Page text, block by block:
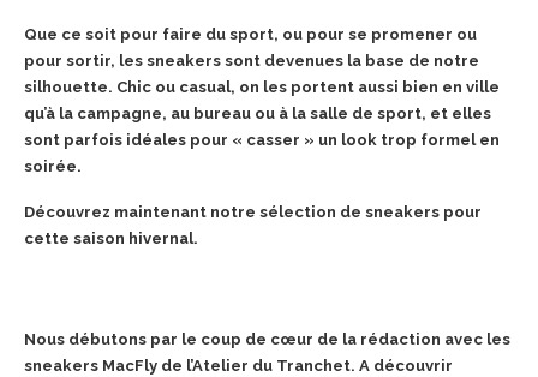
Que ce soit pour faire du sport, ou pour se promener ou
pour sortir, les sneakers sont devenues la base de notre
silhouette. Chic ou casual, on les portent aussi bien en ville
qu’à la campagne, au bureau ou à la salle de sport, et elles
sont parfois idéales pour « casser » un look trop formel en
soirée.
Découvrez maintenant notre sélection de sneakers pour
cette saison hivernal.
Nous débutons par le coup de cœur de la rédaction avec les
sneakers MacFly de l’Atelier du Tranchet. A découvrir